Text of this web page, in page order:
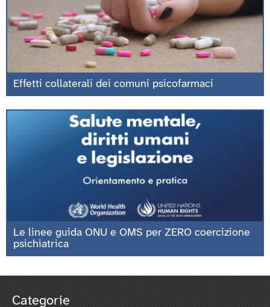
Effetti collaterali dei comuni psicofarmaci
Le linee guida ONU e OMS per ZERO coercizione
psichiatrica
Categorie